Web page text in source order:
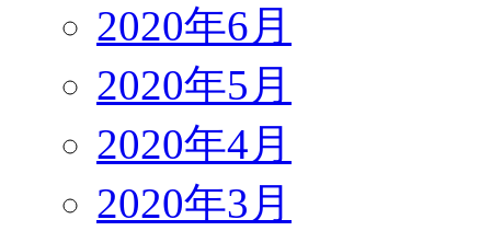
2020年6月
2020年5月
2020年4月
2020年3月